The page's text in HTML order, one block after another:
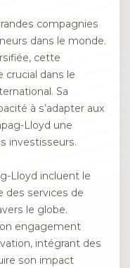
compagnies
dans le monde.
cette
crucial dans le
Sa
à s’adapter aux
Lloyd une
investisseurs.
Lloyd incluent le
des services de
le globe.
engagement
intégrant des
son impact